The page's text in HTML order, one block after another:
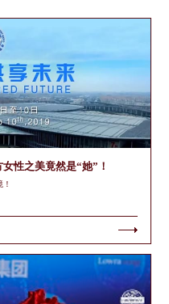
性之美竟然是“她”！